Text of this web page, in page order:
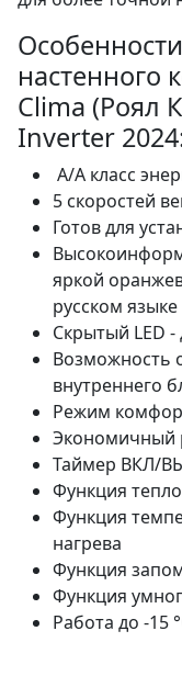
настенного
Clima (Роял
Inverter
A/A класс
5 скоростей
Готов для
яркой
русском языке
Скрытый LED -
Возможность
внутреннего
Режим
Экономичный
Таймер ВКЛ/
Функция
Функция
нагрева
Функция
Функция
Работа до -15